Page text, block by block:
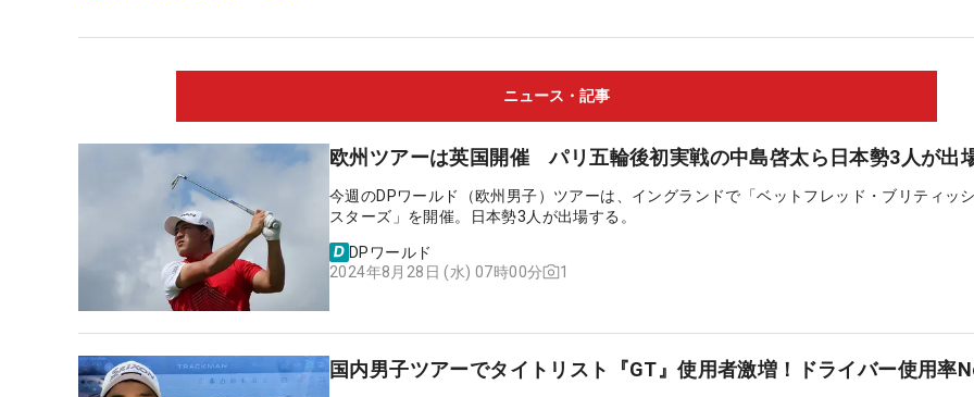
ニュース・記事
欧州ツアーは英国開催 パリ五輪後初実戦の中島啓太ら日本勢3人が出
今週のDPワールド（欧州男子）ツアーは、イングランドで「ベットフレッド・ブリティッ
スターズ」を開催。日本勢3人が出場する。
DPワールド
2024年8月28日 (水) 07時00分
1
国内男子ツアーでタイトリスト『GT』使用者激増！ドライバー使用率